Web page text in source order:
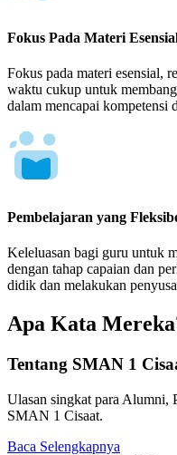
Fokus Pada Materi
Fokus pada materi esensial,
waktu cukup untuk
dalam mencapai kompetensi
Pembelajaran yang
Keleluasan bagi guru untuk
dengan tahap capaian dan
didik dan melakukan
Apa Kata
Tentang SMAN 1
Ulasan singkat para Alumni,
SMAN 1 Cisaat.
Baca Selengkapnya